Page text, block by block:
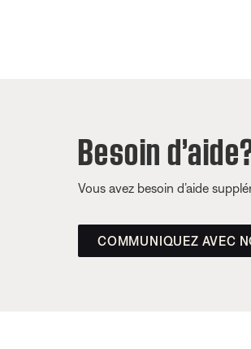
Besoin
Vous avez besoin d’aide
COMMUNIQUEZ AVEC